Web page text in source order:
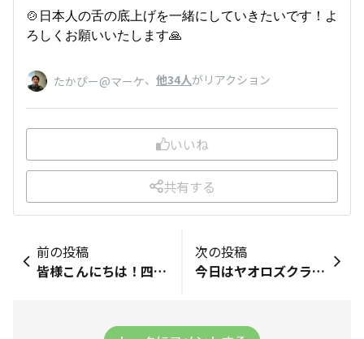
🍲日本人の舌の底上げを一緒にしていきたいです！よ
ろしくお願いいたします🙏
たかぴー@マーケ、 他34人がリアクション
いいね
共有する
前の投稿
皆様こんにちは！四十八漁場川崎店で店長と料理長やっておりますりょうすけです🙇四十八漁場川崎店にイラコアナゴ(通称黒ハモ)がたくさん入りましたので紹介させていただきます！✨・産地・漁師北海道は道東地方より・美味しい理由深海生物なので脂のりがよい！鮮度落ちが早いため、基本的には産地で消費されることが多い中、漁師直結の強みを活かしたスピード感でよんぱちでも食べられる鮮度で届けられております！・おすすめ調理法『白焼き』🔥皮目の香りが香ばしく、思ってるよりも多めのワサビとともに食べれば口の中が幸せになる！『揚げ出し』🍆現在開催中の高知フェアの甘長唐辛子、土佐鷹ナスと組み合わせた満足度の高い一品！・食べた感想白焼き→焼く前は皮目に独特な匂いがありますが、焼くとあら不思議！香ばしく良い香りに！通常のマアナゴに比べて、脂が多いためワサビをたっぷりめが美味い！旨味も強く身も柔らかいため、蒲焼よりも白焼きがベター！揚げ出し→身が多少薄く脂が乗っているため、あえて長めの揚げ時間にすることでサクジュワ感が出ます！それをアツアツのお出汁に高知のお野菜とともに浸したらもう言うことなし！数に限りがございますので、売り切れ御免とさせて頂きます！深海のアナゴこと黒ハモちゃんにぜひ会いに来てください！四十八漁場川崎店のりょうすけでした！
次の投稿
今日はヤオロズクラフトにお邪魔させて頂きました！やっぱりビールですよね🍺疲れたあとのビールとコーラは世界一です！看板メニューの地鶏のパリパリジューシーチキンも炭じゃない良さも味わえますが、個人的には、、、、クリームチーズが最高でした！！ビールの良さをヤオロズだからこそ感じれました！クリームチーズみなさん食べてくださいー！以上さとしからでした！